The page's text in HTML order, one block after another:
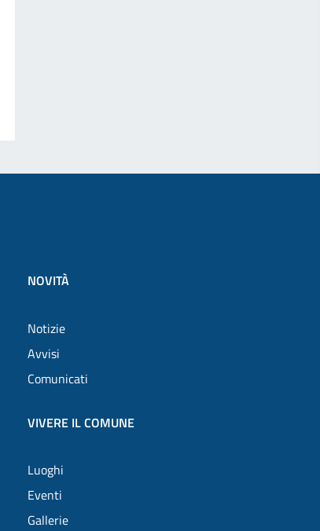
NOVITÀ
Notizie
Avvisi
Comunicati
VIVERE IL COMUNE
Luoghi
Eventi
Gallerie